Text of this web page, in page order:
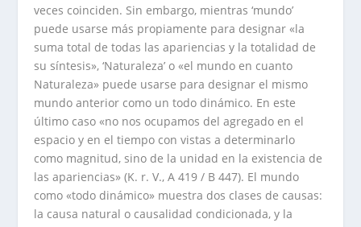
veces coinciden. Sin embargo, mientras ‘mundo’
puede usarse más propiamente para designar «la
suma total de todas las apariencias y la totalidad de
su síntesis», ‘Naturaleza’ o «el mundo en cuanto
Naturaleza» puede usarse para designar el mismo
mundo anterior como un todo dinámico. En este
último caso «no nos ocupamos del agregado en el
espacio y en el tiempo con vistas a determinarlo
como magnitud, sino de la unidad en la existencia de
las apariencias» (K. r. V., A 419 / B 447). El mundo
como «todo dinámico» muestra dos clases de causas:
la causa natural o causalidad condicionada, y la